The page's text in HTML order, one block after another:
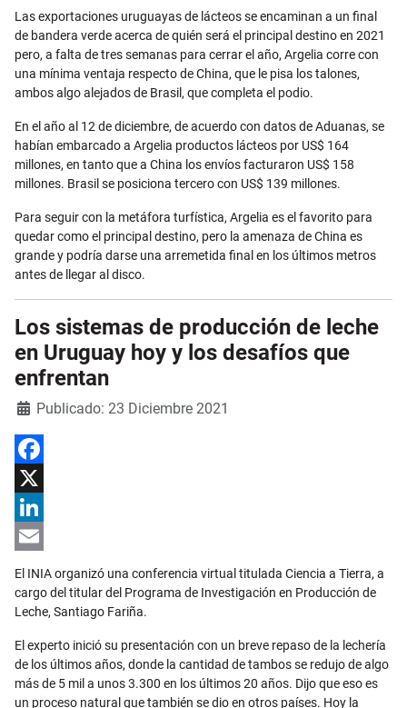
Email
Las exportaciones uruguayas de lácteos se encaminan a un final
de bandera verde acerca de quién será el principal destino en 2021
pero, a falta de tres semanas para cerrar el año, Argelia corre con
una mínima ventaja respecto de China, que le pisa los talones,
ambos algo alejados de Brasil, que completa el podio.
En el año al 12 de diciembre, de acuerdo con datos de Aduanas, se
habían embarcado a Argelia productos lácteos por US$ 164
millones, en tanto que a China los envíos facturaron US$ 158
millones. Brasil se posiciona tercero con US$ 139 millones.
Para seguir con la metáfora turfística, Argelia es el favorito para
quedar como el principal destino, pero la amenaza de China es
grande y podría darse una arremetida final en los últimos metros
antes de llegar al disco.
Los sistemas de producción de leche
en Uruguay hoy y los desafíos que
enfrentan
DetallesPublicado: 23 Diciembre 2021
Facebook
X
LinkedIn
Email
El INIA organizó una conferencia virtual titulada Ciencia a Tierra, a
cargo del titular del Programa de Investigación en Producción de
Leche, Santiago Fariña.
El experto inició su presentación con un breve repaso de la lechería
de los últimos años, donde la cantidad de tambos se redujo de algo
más de 5 mil a unos 3.300 en los últimos 20 años. Dijo que eso es
un proceso natural que también se dio en otros países. Hoy la